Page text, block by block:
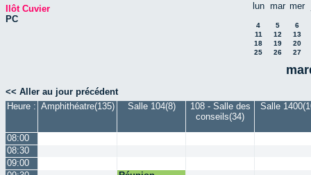
Ilôt Cuvier
PC
lun mar mer
4 5
6
11
12
13
18
19
20
25
26 27
<< Aller au jour précédent
Heure : Amphithéatre(135) Salle 104(8)
108 - Salle des
conseils(34)
Salle
08:00
08:30
09:00